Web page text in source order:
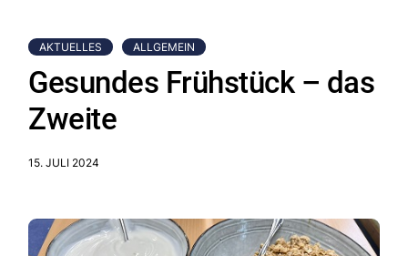
AKTUELLES ALLGEMEIN
Gesundes Frühstück – das
Zweite
15. JULI 2024